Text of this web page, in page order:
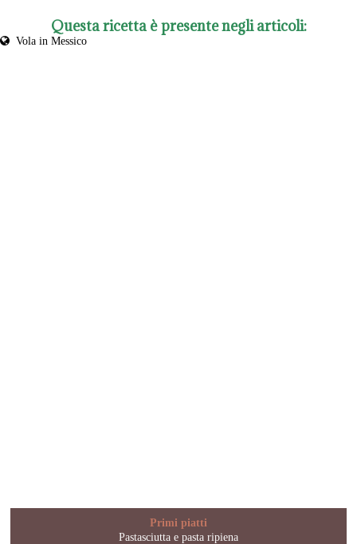
Questa ricetta è presente negli articoli:
Vola in Messico
Primi piatti
Pastasciutta e pasta ripiena